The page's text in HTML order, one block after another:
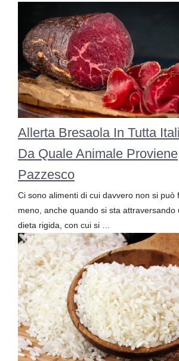
Allerta Bresaola In Tutta
Da Quale Animale
Pazzesco
Ci sono alimenti di cui davvero non si può
meno, anche quando si sta attraversando
dieta rigida, con cui si …